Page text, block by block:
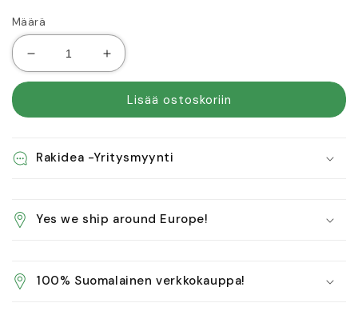
Määrä
Vähennä
tuotteen
Lisää
tuotteen
Peitelevy
Lisää ostoskoriin
Rakidea -Yritysmyynti
Yes we ship around Europe!
100% Suomalainen verkkokauppa!